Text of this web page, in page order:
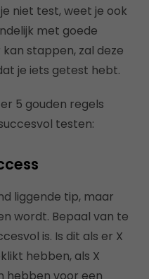
niet test, weet je ook
met goede
stappen, zal deze
je iets getest hebt.
5 gouden regels
testen:
liggende tip, maar
wordt. Bepaal van te
is. Is dit als er X
hebben, als X
hebben voor een